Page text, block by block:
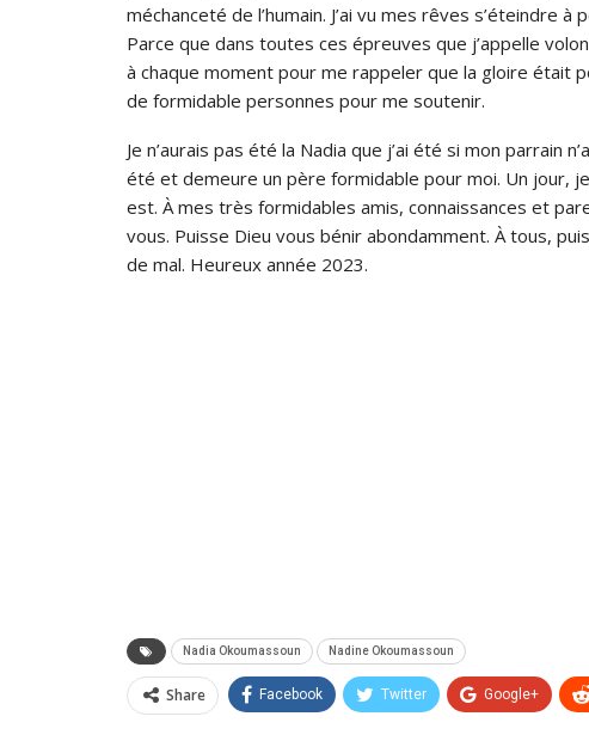
méchanceté de l’humain. J’ai vu mes rêves s’éteindre
Parce que dans toutes ces épreuves que j’appelle
à chaque moment pour me rappeler que la gloire était
de formidable personnes pour me soutenir.
Je n’aurais pas été la Nadia que j’ai été si mon parrain
été et demeure un père formidable pour moi. Un jour,
est. À mes très formidables amis, connaissances et
vous. Puisse Dieu vous bénir abondamment. À tous,
de mal. Heureux année 2023.
Nadia Okoumassoun Nadine Okoumassoun
Share Facebook Twitter Google+